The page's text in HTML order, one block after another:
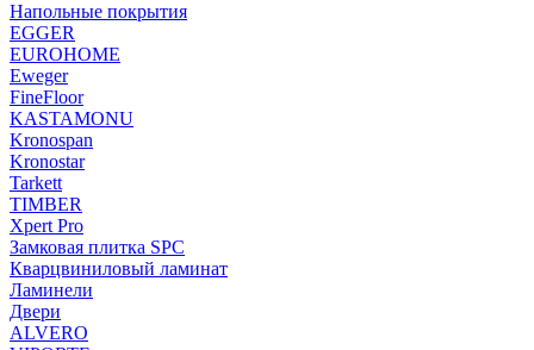
Напольные покрытия
EGGER
EUROHOME
Eweger
FineFloor
KASTAMONU
Kronospan
Kronostar
Tarkett
TIMBER
Xpert Pro
Замковая плитка SPC
Кварцвиниловый ламинат
Ламинели
Двери
ALVERO